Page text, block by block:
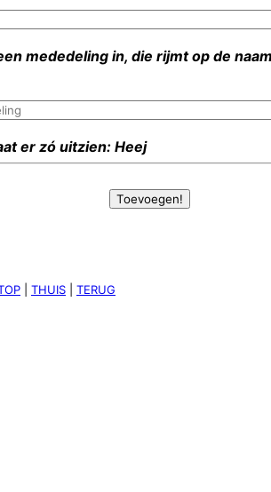
mededeling in, die rijmt op de
er zó uitzien: Heej
THUIS TERUG